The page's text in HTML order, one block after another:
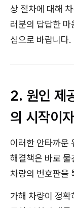
상 절차에 대해
러분의 답답한
심으로 바랍니다.
2. 원인 제
의 시작이
이러한 안타까운
해결책은 바로 물
차량의 번호판을
가해 차량이 정